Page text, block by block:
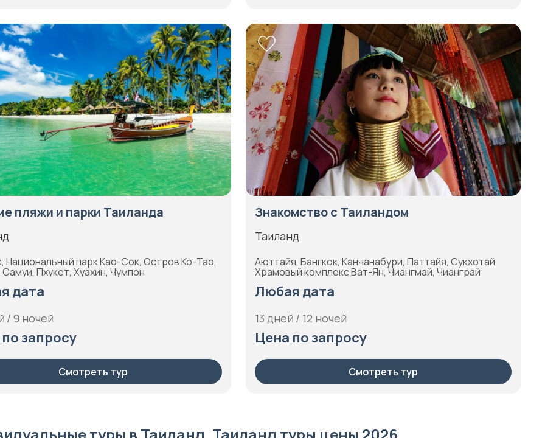
пляжи и парки Таиланда
Национальный парк Као-Сок, Остров Ко-Тао,
Пхукет, Хуахин, Чумпон
дата
/ 9 ночей
запросу
Смотреть тур
Знакомство с Таиландом
Таиланд
Аюттайя, Бангкок, Канчанабури, Паттайя, Сукхотай,
Храмовый комплекс Ват-Ян, Чиангмай, Чианграй
Любая дата
13 дней / 12 ночей
Цена по запросу
Смотреть тур